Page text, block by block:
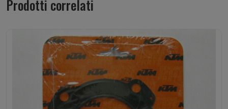
Prodotti correlati